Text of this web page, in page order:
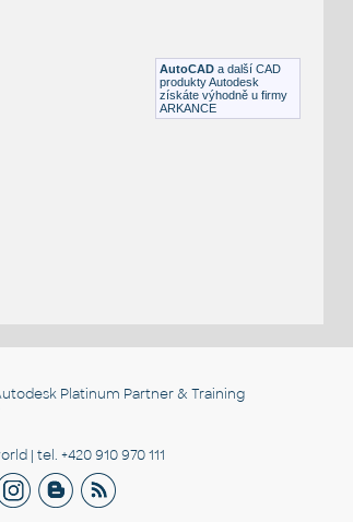
AutoCAD a další CAD
produkty Autodesk
získáte výhodně u firmy
ARKANCE
Platinum Partner & Training
| tel. +420 910 970 111